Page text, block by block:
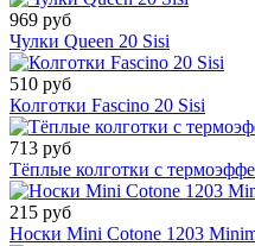
969 руб
Чулки Queen 20 Sisi
510 руб
Колготки Fascino 20 Sisi
713 руб
Тёплые колготки с
215 руб
Носки Mini Cotone 1203